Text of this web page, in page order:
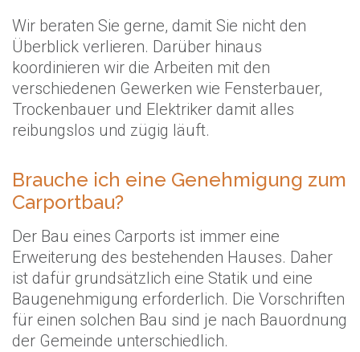
Wir beraten Sie gerne, damit Sie nicht den
Überblick verlieren. Darüber hinaus
koordinieren wir die Arbeiten mit den
verschiedenen Gewerken wie Fensterbauer,
Trockenbauer und Elektriker damit alles
reibungslos und zügig läuft.
Brauche ich eine Genehmigung zum
Carportbau?
Der Bau eines Carports ist immer eine
Erweiterung des bestehenden Hauses. Daher
ist dafür grundsätzlich eine Statik und eine
Baugenehmigung erforderlich. Die Vorschriften
für einen solchen Bau sind je nach Bauordnung
der Gemeinde unterschiedlich.